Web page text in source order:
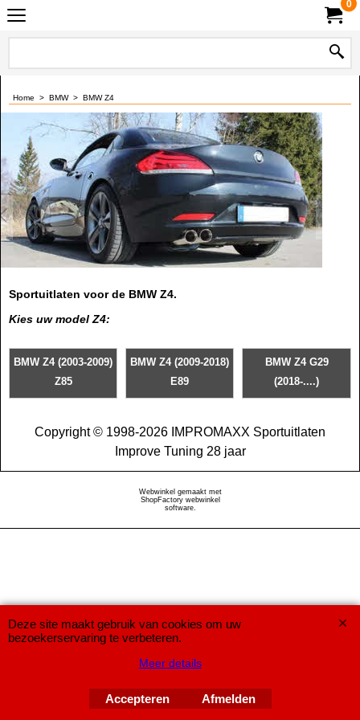
0
Home > BMW> BMW Z4
Sportuitlaten voor de BMW Z4.
Kies uw model Z4:
BMW Z4 (2003-2009)
Z85
BMW Z4 (2009-2018)
E89
BMW Z4 G29
(2018-....)
Copyright © 1998-2026 IMPROMAXX Sportuitlaten
Improve Tuning 28 jaar
Webwinkel gemaakt met
ShopFactory webwinkel
software.
Deze site maakt gebruik van cookies om uw
bezoekerservaring te verbeteren.
Meer details
Accepteren Afmelden